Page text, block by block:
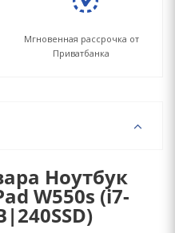
Мгновенная рассрочка от
Приватбанка
Ноутбук
W550s (i7-